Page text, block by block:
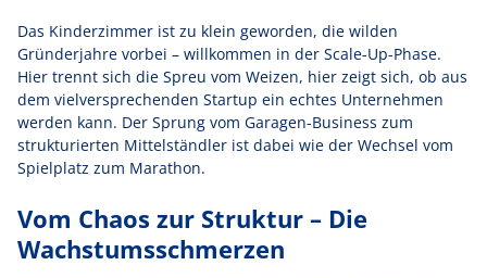
Das Kinderzimmer ist zu klein geworden, die wilden
Gründerjahre vorbei – willkommen in der Scale-Up-Phase.
Hier trennt sich die Spreu vom Weizen, hier zeigt sich, ob aus
dem vielversprechenden Startup ein echtes Unternehmen
werden kann. Der Sprung vom Garagen-Business zum
strukturierten Mittelständler ist dabei wie der Wechsel vom
Spielplatz zum Marathon.
Vom Chaos zur Struktur – Die
Wachstumsschmerzen